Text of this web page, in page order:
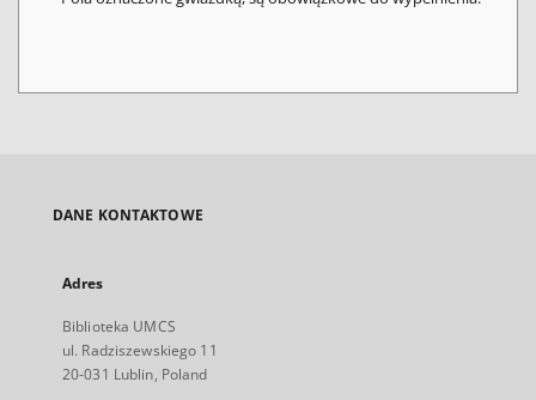
DANE KONTAKTOWE
Adres
Biblioteka UMCS
ul. Radziszewskiego 11
20-031 Lublin, Poland